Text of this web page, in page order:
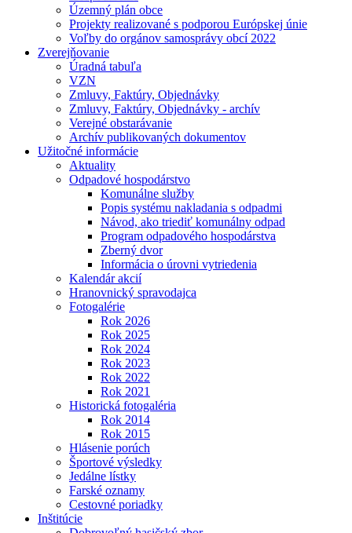
Územný plán obce
Projekty realizované s podporou Európskej únie
Voľby do orgánov samosprávy obcí 2022
Zverejňovanie
Úradná tabuľa
VZN
Zmluvy, Faktúry, Objednávky
Zmluvy, Faktúry, Objednávky - archív
Verejné obstarávanie
Archív publikovaných dokumentov
Užitočné informácie
Aktuality
Odpadové hospodárstvo
Komunálne služby
Popis systému nakladania s odpadmi
Návod, ako triediť komunálny odpad
Program odpadového hospodárstva
Zberný dvor
Informácia o úrovni vytriedenia
Kalendár akcií
Hranovnický spravodajca
Fotogalérie
Rok 2026
Rok 2025
Rok 2024
Rok 2023
Rok 2022
Rok 2021
Historická fotogaléria
Rok 2014
Rok 2015
Hlásenie porúch
Športové výsledky
Jedálne lístky
Farské oznamy
Cestovné poriadky
Inštitúcie